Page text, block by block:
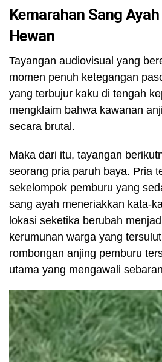
Kemarahan Sang
Hewan
Tayangan audiovisual yang
momen penuh ketegangan
yang terbujur kaku di tengah
mengklaim bahwa kawanan
secara brutal.
Maka dari itu, tayangan
seorang pria paruh baya. Pria
sekelompok pemburu yang
sang ayah meneriakkan kata-
lokasi seketika berubah
kerumunan warga yang
rombongan anjing pemburu
utama yang mengawali